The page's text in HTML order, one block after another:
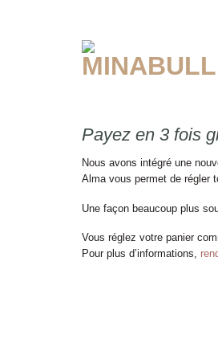
Payez en 3 fois
Nous avons intégré une
Alma vous permet de régler
Une façon beaucoup plus
Vous réglez votre panier
Pour plus d’informations,